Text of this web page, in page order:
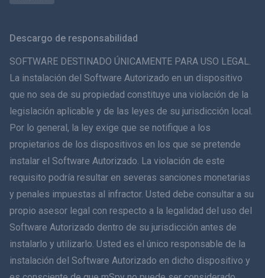
ภาษาไทย
Dansk
हिंदी
עברית
Română
Ελληνικά
Descargo de responsabilidad
SOFTWARE DESTINADO ÚNICAMENTE PARA USO LEGAL.
La instalación del Software Autorizado en un dispositivo
que no sea de su propiedad constituye una violación de la
legislación aplicable y de las leyes de su jurisdicción local.
Por lo general, la ley exige que se notifique a los
propietarios de los dispositivos en los que se pretende
instalar el Software Autorizado. La violación de este
requisito podría resultar en severas sanciones monetarias
y penales impuestas al infractor. Usted debe consultar a su
propio asesor legal con respecto a la legalidad del uso del
Software Autorizado dentro de su jurisdicción antes de
instalarlo y utilizarlo. Usted es el único responsable de la
instalación del Software Autorizado en dicho dispositivo y